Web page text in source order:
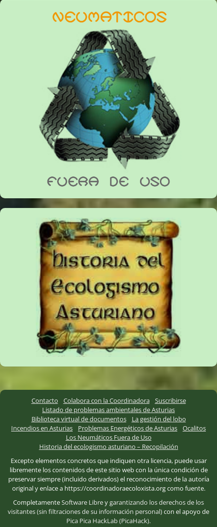
Contacto Colabora con la Coordinadora
Suscribirse
Listado de problemas ambientales de Asturias
Biblioteca virtual de documentos
La gestión del lobo
Incendios en Asturias
Problemas Energéticos de Asturias
Ocalitos
Los Neumáticos Fuera de Uso
Historia del ecologismo asturiano – Recopilación
Excepto elementos concretos que indiquen otra licencia, puede usar
libremente los contenidos de este sitio web con la única condición de
preservar siempre (incluido derivados) el reconocimiento de la autoría
original y enlace a https://coordinadoraecoloxista.org como fuente.
CompletamenteSoftware Libreygarantizando los derechos de los
visitantes (sin filtraciones de su información personal)con el apoyo de
Pica Pica HackLab (PicaHack).